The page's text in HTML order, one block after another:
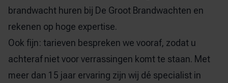
brandwacht huren bij De Groot Brandwachten en
rekenen op hoge expertise.
Ook fijn: tarieven bespreken we vooraf, zodat u
achteraf niet voor verrassingen komt te staan. Met
meer dan 15 jaar ervaring zijn wij dé specialist in